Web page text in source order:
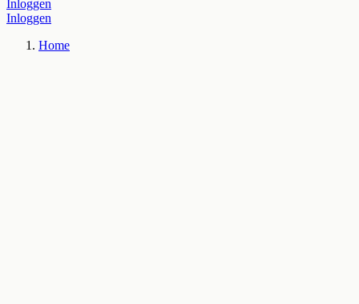
Inloggen
Inloggen
Home